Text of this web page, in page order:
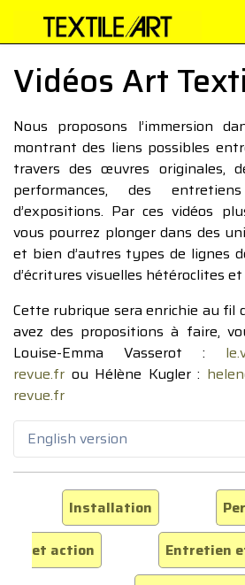
Vidéos Art
Nous proposons l’immersion
montrant des liens possibles
travers des œuvres originales,
performances, des
d’expositions. Par ces vidéos
vous pourrez plonger dans des
et bien d’autres types de lignes
d’écritures visuelles hétéroclites
Cette rubrique sera enrichie au fil
avez des propositions à faire,
Louise-Emma Vasserot :
revue.fr ou Hélène Kugler :
revue.fr
English version
Installation
et action
Entretien